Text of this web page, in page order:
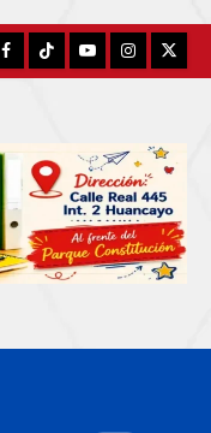
FacebookTikTokYouTubeInstagram
X